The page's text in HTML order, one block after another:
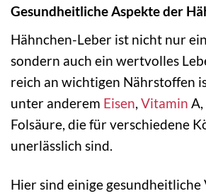
Gesundheitliche Aspekte der
Hähnchen-Leber ist nicht nur
sondern auch ein wertvolles
reich an wichtigen Nährstoffen
unter anderem Eisen, Vitamin
Folsäure, die für verschiedene
unerlässlich sind.
Hier sind einige gesundheitliche